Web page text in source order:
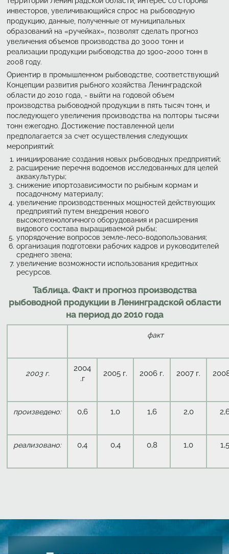
инвесторов, увеличивающийся спрос на рыбоводную
продукцию, данные, полученные от муниципальных
образований на «ручейках», позволят сделать прогноз
увеличения объемов производства до 3000 тонн и
реализации продукции рыбоводства до 1900-2000 тонн в
2008 году.
Ориентир в промышленном рыбоводстве, соответствующий
Концепции развития рыбного хозяйства Ленинградской
области до 2010 года, - выйти на годовой объем
производства рыбоводной продукции в пять тысяч тонн, и
последующего увеличения производства на полторы тысячи
тонн ежегодно. Достижение поставленной цели
предполагается за счет осуществления следующих
мероприятий:
инициирование создания новых рыбоводных предприятий;
расширение перечня водоемов исследованных для целей
аквакультуры;
снижение ипортозависимости по рыбным кормам и
посадочному материалу;
увеличение производственных мощностей действующих
предприятий путем внедрения нового
высокотехнологичного оборудования и расширения
видового состава выращиваемой рыбы;
упорядочение вопросов земле-лесо-водопользования;
организация подготовки рабочих кадров и руководителей
среднего звена;
увеличение возможности использования кредитных
ресурсов.
Таблица. Факт и прогноз производства
рыбоводной продукции в Ленинградской области
на период до 2010 года
факт
2003 г.
2004
.г
2005 г. 2006 г. 2007 г.
произведено: 0,6 1,0 1,6 2,0
реализовано: 0,4 0,4 0,8 1,0